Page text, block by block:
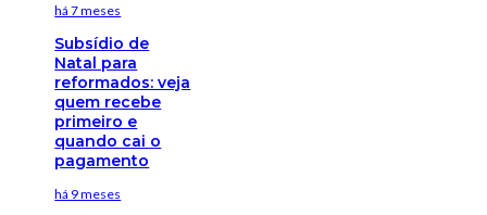
há 7 meses
Subsídio de
Natal para
reformados: veja
quem recebe
primeiro e
quando cai o
pagamento
há 9 meses